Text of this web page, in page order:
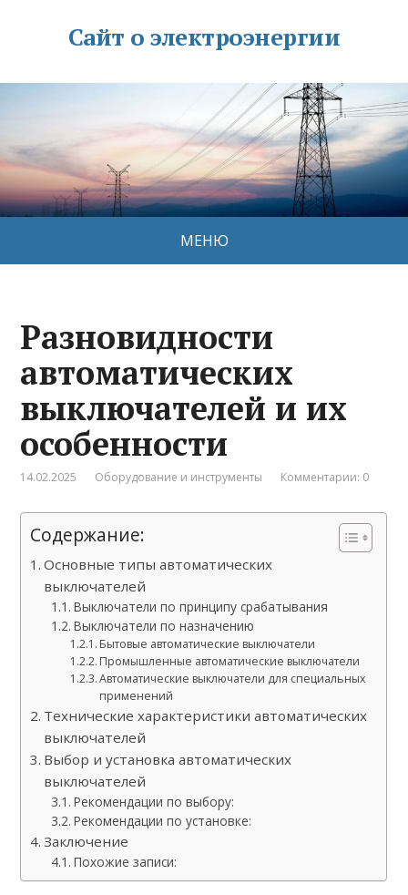
Сайт о электроэнергии
МЕНЮ
Разновидности
автоматических
выключателей и их
особенности
14.02.2025 Оборудование и инструменты Комментарии: 0
Содержание:
Основные типы автоматических
выключателей
Выключатели по принципу срабатывания
Выключатели по назначению
Бытовые автоматические выключатели
Промышленные автоматические выключатели
Автоматические выключатели для специальных
применений
Технические характеристики автоматических
выключателей
Выбор и установка автоматических
выключателей
Рекомендации по выбору:
Рекомендации по установке:
Заключение
Похожие записи: